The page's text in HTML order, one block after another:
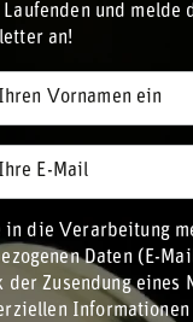
und melde
an!
Vornamen ein
E-Mail
in die Verarbeitung
Daten (E-
der Zusendung eines